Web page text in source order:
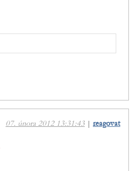
07. února 2012 13:31:43 | reagovat